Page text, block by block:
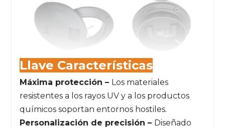
Llave Características
Máxima protección – Los materiales
resistentes a los rayos UV y a los productos
químicos soportan entornos hostiles.
Personalización de precisión – Diseñado